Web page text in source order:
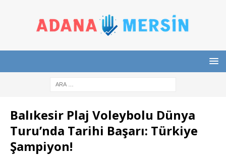
Balıkesir Plaj Voleybolu Dünya
Turu’nda Tarihi Başarı: Türkiye
Şampiyon!